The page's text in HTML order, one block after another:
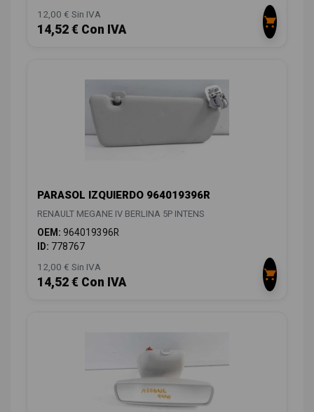
12,00 € Sin IVA
14,52 € Con IVA
PARASOL IZQUIERDO 964019396R
RENAULT MEGANE IV BERLINA 5P INTENS
OEM: 964019396R
ID: 778767
12,00 € Sin IVA
14,52 € Con IVA